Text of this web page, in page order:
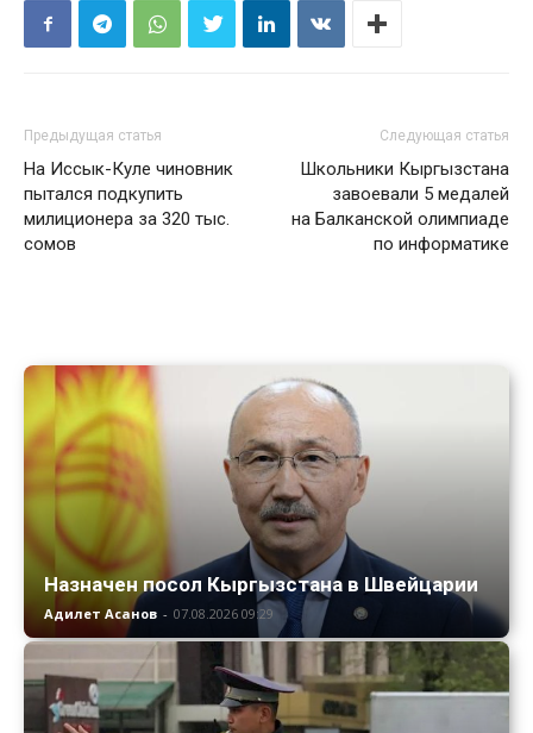
Предыдущая статья
На Иссык-Куле чиновник
пытался подкупить
милиционера за 320 тыс.
сомов
Следующая статья
Школьники Кыргызстана
завоевали 5 медалей
на Балканской олимпиаде
по информатике
Назначен посол Кыргызстана в Швейцарии
Адилет Асанов - 07.08.2026 09:29